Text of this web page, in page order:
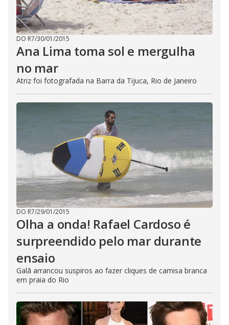
DO R7/30/01/2015
Ana Lima toma sol e mergulha
no mar
Atriz foi fotografada na Barra da Tijuca, Rio de Janeiro
DO R7/29/01/2015
Olha a onda! Rafael Cardoso é
surpreendido pelo mar durante
ensaio
Galã arrancou suspiros ao fazer cliques de camisa branca
em praia do Rio